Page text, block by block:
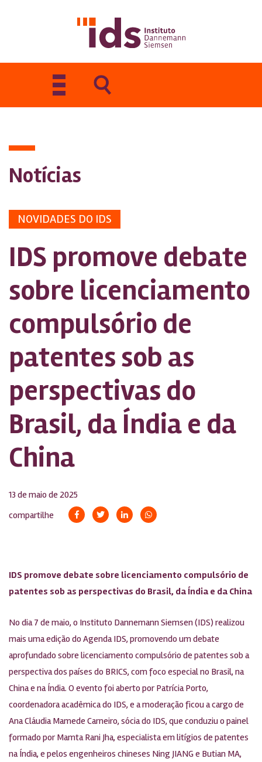
Toggle
navigation
Notícias
NOVIDADES DO IDS
IDS promove debate
sobre licenciamento
compulsório de
patentes sob as
perspectivas do
Brasil, da Índia e da
China
13 de maio de 2025
compartilhe
IDS promove debate sobre licenciamento compulsório de
patentes sob as perspectivas do Brasil, da Índia e da China
No dia 7 de maio, o Instituto Dannemann Siemsen (IDS) realizou
mais uma edição do Agenda IDS, promovendo um debate
aprofundado sobre licenciamento compulsório de patentes sob a
perspectiva dos países do BRICS, com foco especial no Brasil, na
China e na Índia. O evento foi aberto por Patrícia Porto,
coordenadora acadêmica do IDS, e a moderação ficou a cargo de
Ana Cláudia Mamede Carneiro, sócia do IDS, que conduziu o painel
formado por Mamta Rani Jha, especialista em litígios de patentes
na Índia, e pelos engenheiros chineses Ning JIANG e Butian MA,